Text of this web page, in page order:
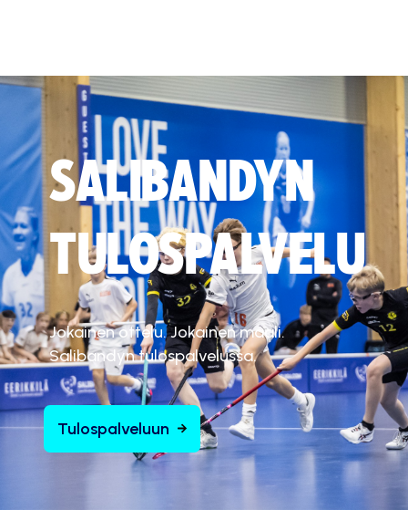
SALIBANDYN
TULOSPALVELU
Jokainen ottelu. Jokainen maali.
Salibandyn tulospalvelussa.
Tulospalveluun